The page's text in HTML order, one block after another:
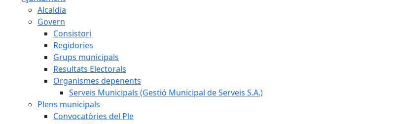
Alcaldia
Govern
Consistori
Regidories
Grups municipals
Resultats Electorals
Organismes depenents
Serveis Municipals (Gestió Municipal de Serveis S.A.)
Plens municipals
Convocatòries del Ple